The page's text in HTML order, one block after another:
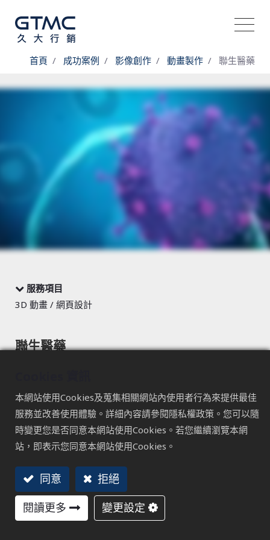
首頁 成功案例 影像創作 動畫製作 聯生醫藥
服務項目
3D 動畫 / 網頁設計
聯生醫藥
TAICHUNG
407 台中市西屯區文心路三段241號17樓
本網站使用Cookies及蒐集相關網站內使用者行為來提供最佳
服務並改善使用體驗。詳細內容請參閱隱私權政策。您可以隨
時變更您是否同意本網站使用Cookies。若您繼續瀏覽本網
站，即表示您同意本網站使用Cookies。
同意
拒絕
閱讀更多
變更設定